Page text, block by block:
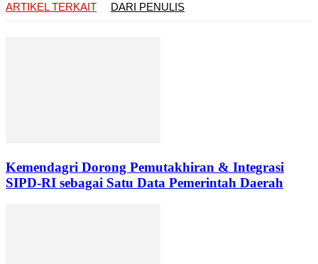
ARTIKEL TERKAIT
DARI PENULIS
Kemendagri Dorong Pemutakhiran & Integrasi
SIPD-RI sebagai Satu Data Pemerintah Daerah